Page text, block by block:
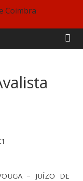
– JUÍZO DE